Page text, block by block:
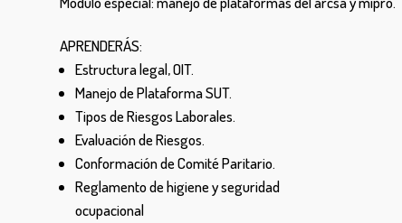
APRENDERÁS:
Estructura legal, OIT.
Manejo de Plataforma SUT.
Tipos de Riesgos Laborales.
Evaluación de Riesgos.
Conformación de Comité Paritario.
Reglamento de higiene y seguridad
ocupacional